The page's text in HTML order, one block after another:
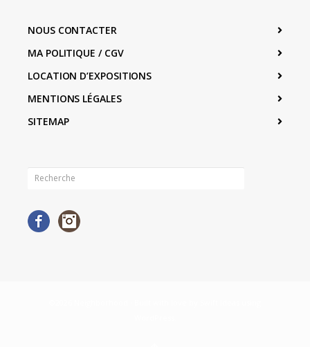
NOUS CONTACTER
MA POLITIQUE / CGV
LOCATION D’EXPOSITIONS
MENTIONS LÉGALES
SITEMAP
Facebook